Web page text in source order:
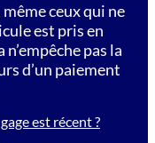
ceux qui ne
est pris en
pas la
d’un paiement
est récent ?